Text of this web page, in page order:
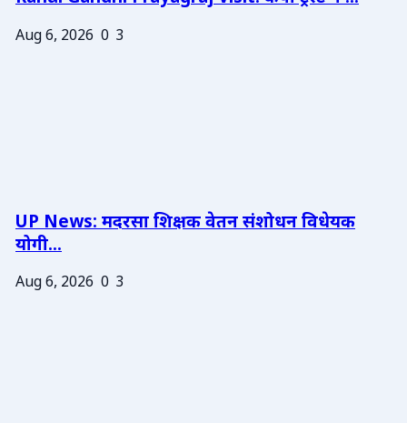
Aug 6, 2026 0 3
UP News: मदरसा शिक्षक वेतन संशोधन विधेयक
योगी...
Aug 6, 2026 0 3